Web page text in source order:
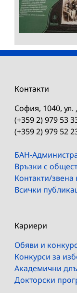
Контакти
София, 1040,
(+359 2) 979 53
(+359 2) 979 52
БАН-
Връзки с
Контакти/
Всички
Кариери
Обяви и
Конкурси за
Академични
Докторски